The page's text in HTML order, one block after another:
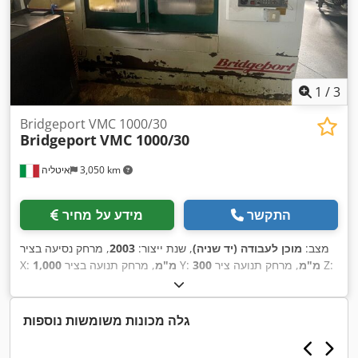
1 /3
איטליה 3,050 km
Bridgeport VMC 1000/30
BridgeportVMC 1000/30
מידע על מחיר התקשר
מצב: מוכן לעבודה (יד שניה), שנת ייצור: 2003, מרחק נסיעה בציר
X:
1,000 מ"מ , מרחק תנועה בציר Y: 300 מ"מ , מרחק תנועה ציר Z:
HEIDENHAIN
(מקסימלית):6,000 סל"ד , מספר צירים:4 ,
גלה מכונות משומשות נוספות